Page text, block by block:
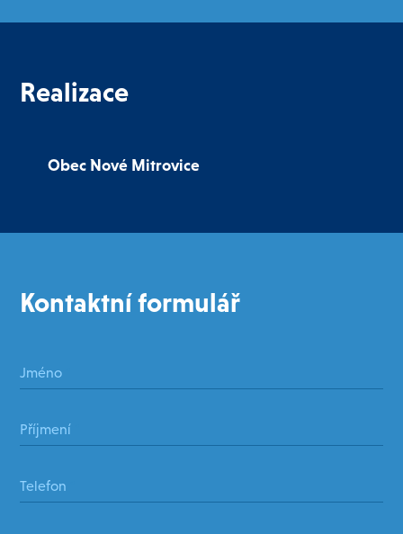
Realizace
Obec Nové Mitrovice
Kontaktní formulář
Jméno
Příjmení
Telefon